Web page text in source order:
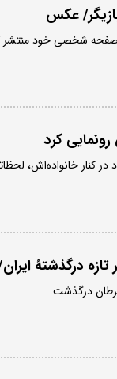
عکس
صفحه شخصی خود منتشر
کرد
در کنار خانواده‌اش،
تازه درگذشتۀ
درگذشت.